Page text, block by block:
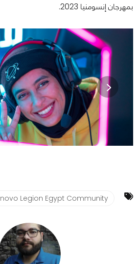
بمهرجان إنسومنيا 2023.
Legion Egypt Community